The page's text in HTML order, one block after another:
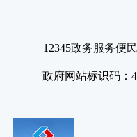
12345政务服务便
政府网站标识码